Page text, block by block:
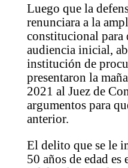
Luego que la
renunciara a la
constitucional para
audiencia inicial,
institución de
presentaron la
2021 al Juez de
argumentos para
anterior.
El delito que se le
50 años de edad